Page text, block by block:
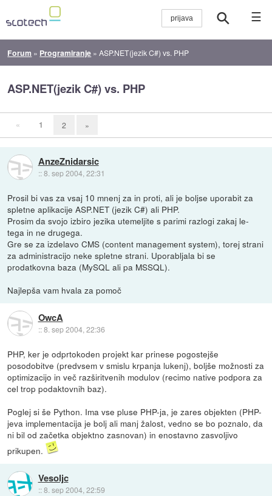
☰
Forum » Programiranje »ASP.NET(jezik C#) vs. PHP
ASP.NET(jezik C#) vs. PHP
« 1 2 »
AnzeZnidarsic
::8. sep 2004, 22:31
Prosil bi vas za vsaj 10 mnenj za in proti, ali je boljse uporabit za
spletne aplikacije ASP.NET (jezik C#) ali PHP.
Prosim da svojo izbiro jezika utemeljite s parimi razlogi zakaj le-
tega in ne drugega.
Gre se za izdelavo CMS (content management system), torej strani
za administracijo neke spletne strani. Uporabljala bi se
prodatkovna baza (MySQL ali pa MSSQL).
Najlepša vam hvala za pomoč
OwcA
::8. sep 2004, 22:36
PHP, ker je odprtokoden projekt kar prinese pogostejše
posodobitve (predvsem v smislu krpanja lukenj), boljše možnosti za
optimizacijo in več razširitvenih modulov (recimo native podpora za
cel trop podaktovnih baz).
Poglej si še Python. Ima vse pluse PHP-ja, je zares objekten (PHP-
jeva implementacija je bolj ali manj žalost, vedno se bo poznalo, da
ni bil od začetka objektno zasnovan) in enostavno zasvoljivo
prikupen.
Vesoljc
::8. sep 2004, 22:59